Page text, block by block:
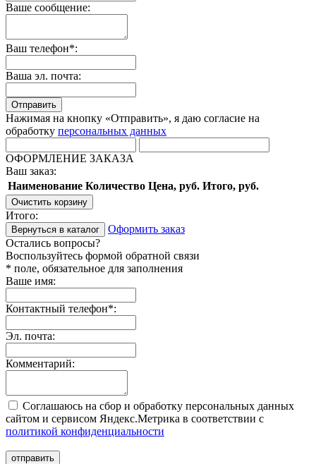
Ваше сообщение:
Ваш телефон*:
Ваша эл. почта:
Отправить
Нажимая на кнопку «Отправить», я даю согласие на
обработку персональных данных
ОФОРМЛЕНИЕ ЗАКАЗА
Ваш заказ:
Наименование Количество Цена, руб. Итого, руб.
Очистить корзину
Итого:
Вернуться в каталог
Оформить заказ
Остались вопросы?
Воспользуйтесь формой обратной связи
* поле, обязательное для заполнения
Ваше имя:
Контактный телефон*:
Эл. почта:
Комментарий:
Соглашаюсь на сбор и обработку персональных данных
сайтом и сервисом Яндекс.Метрика в соответствии с
политикой конфиденциальности
отправить